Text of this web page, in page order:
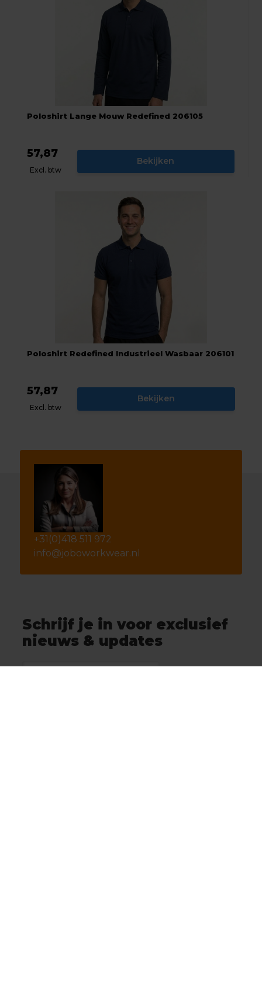
Poloshirt Lange Mouw Redefined 206105
57,87
Excl. btw
Bekijken
Poloshirt Redefined Industrieel Wasbaar 206101
57,87
Excl. btw
Bekijken
+31(0)418 511 972
info@joboworkwear.nl
Schrijf je in voor exclusief
nieuws & updates